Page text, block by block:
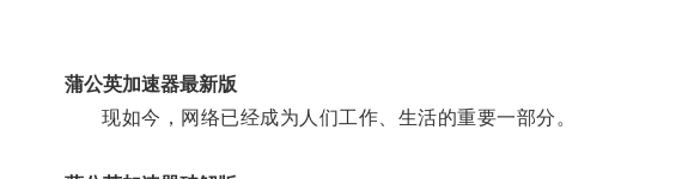
蒲公英加速器最新版
现如今，网络已经成为人们工作、生活的重要一部分。